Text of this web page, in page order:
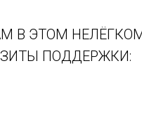
В ЭТОМ
ПОДДЕРЖКИ: